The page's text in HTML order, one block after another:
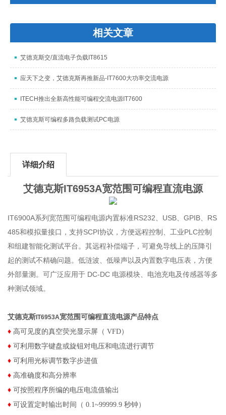
相关文章
艾德克斯交/直流电子负载IT8615
应天下之变，艾德克斯再推新品-IT7600大功率交流电源
ITECH推出全新高性能可编程交流电源IT7600
艾德克斯可编程多路负载测试PC电源
详细介绍
艾德克斯IT6953A宽范围可编程直流电源
IT6900A系列宽范围可编程电源内置标准RS232 USB 、GPIB
RS
485和模拟量接口，支持SCPI协议，方便远程控制、工业PLC控制
和组建智能化测试平台。其远程补偿端子，可避免导线上的压降引
起的测试不精确问题。低涟波、低噪声以及内置数字电压表，方便
外部量测。可广泛应用于 DC-DC 电源模块、电池充电及传感器等多
种测试领域。
艾德克斯IT6953A宽范围可编程直流电源产品特点
♦高可见度的真空荧光显示屏（ VFD）
♦可利用数字键盘或旋钮对电压和电流进行调节
♦可利用光标调节数字步进值
♦高准确度和高分辨率
♦可按照程序所编的电压电流值输出
♦可设置定时输出时间（ 0.1~99999.9 秒钟）